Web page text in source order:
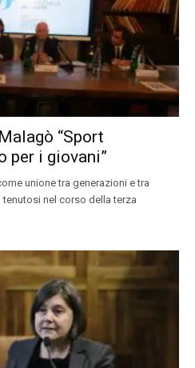
“Sport
per i giovani”
unione tra generazioni e tra
nel corso della terza